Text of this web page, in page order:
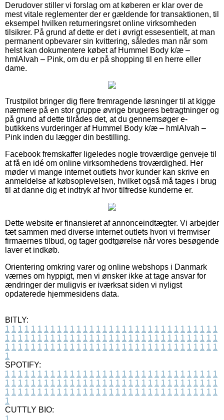
Derudover stiller vi forslag om at køberen er klar over de
mest vitale reglementer der er gældende for transaktionen, til
eksempel hvilken returneringsret online virksomheden
tilsikrer. På grund af dette er det i øvrigt essesentielt, at man
permanent opbevarer sin kvittering, således man når som
helst kan dokumentere købet af Hummel Body k/æ –
hmlAlvah – Pink, om du er på shopping til en herre eller
dame.
Trustpilot bringer dig flere fremragende løsninger til at kigge
nærmere på en stor gruppe øvrige brugeres betragtninger og
på grund af dette tilrådes det, at du gennemsøger e-
butikkens vurderinger af Hummel Body k/æ – hmlAlvah –
Pink inden du lægger din bestilling.
Facebook fremskaffer ligeledes nogle troværdige genveje til
at få en idé om online virksomhedens troværdighed. Her
møder vi mange internet outlets hvor kunder kan skrive en
anmeldelse af købsoplevelsen, hvilket også må tages i brug
til at danne dig et indtryk af hvor tilfredse kunderne er.
Dette website er finansieret af annonceindtægter. Vi arbejder
tæt sammen med diverse internet outlets hvori vi fremviser
firmaernes tilbud, og tager godtgørelse når vores besøgende
laver et indkøb.
Orientering omkring varer og online webshops i Danmark
værnes om hyppigt, men vi ønsker ikke at tage ansvar for
ændringer der muligvis er iværksat siden vi nyligst
opdaterede hjemmesidens data.
BITLY:
1 1 1 1 1 1 1 1 1 1 1 1 1 1 1 1 1 1 1 1 1 1 1 1 1 1 1 1 1 1 1 1 1
1 1 1 1 1 1 1 1 1 1 1 1 1 1 1 1 1 1 1 1 1 1 1 1 1 1 1 1 1 1 1 1 1
1 1 1 1 1 1 1 1 1 1 1 1 1 1 1 1 1 1 1 1 1 1 1 1 1 1 1 1 1 1 1 1 1
1
SPOTIFY:
1 1 1 1 1 1 1 1 1 1 1 1 1 1 1 1 1 1 1 1 1 1 1 1 1 1 1 1 1 1 1 1 1
1 1 1 1 1 1 1 1 1 1 1 1 1 1 1 1 1 1 1 1 1 1 1 1 1 1 1 1 1 1 1 1 1
1 1 1 1 1 1 1 1 1 1 1 1 1 1 1 1 1 1 1 1 1 1 1 1 1 1 1 1 1 1 1 1 1
1
CUTTLY BIO: